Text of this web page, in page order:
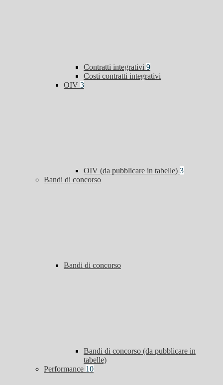
Contratti integrativi 9
Costi contratti integrativi
OIV 3
OIV (da pubblicare in tabelle) 3
Bandi di concorso
Bandi di concorso
Bandi di concorso (da pubblicare in
tabelle)
Performance 10